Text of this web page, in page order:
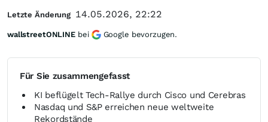
Für Sie zusammengefasst
KI beflügelt Tech-Rallye durch Cisco und Cerebras
Nasdaq und S&P erreichen neue weltweite
Rekordstände
Letzte Änderung 14.05.2026, 22:22
wallstreetONLINE bei Google bevorzugen.